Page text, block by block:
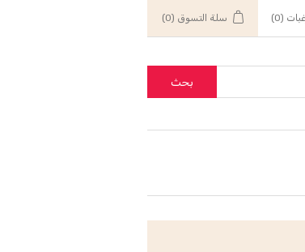
(0) سلة التسوق (0)
بحث